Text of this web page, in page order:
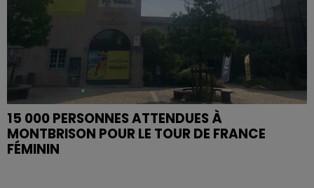
15 000 PERSONNES ATTENDUES À
MONTBRISON POUR LE TOUR DE FRANCE
FÉMININ